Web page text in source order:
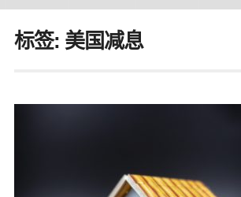
标签: 美国减息